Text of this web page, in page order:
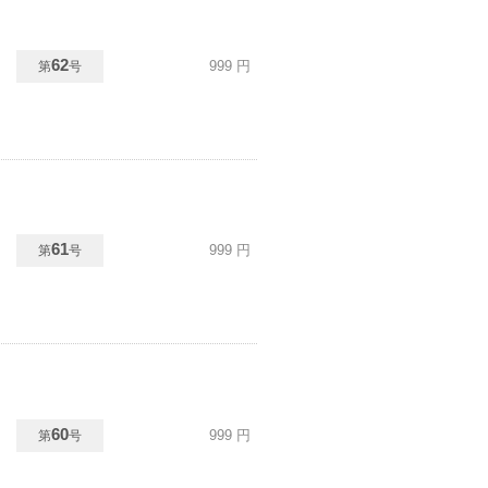
第62号 999 円
第61号 999 円
第60号 999 円